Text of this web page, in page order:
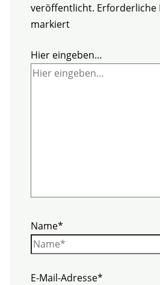
veröffentlicht. Erforderliche
markiert
Hier eingeben…
Name*
E-Mail-Adresse*